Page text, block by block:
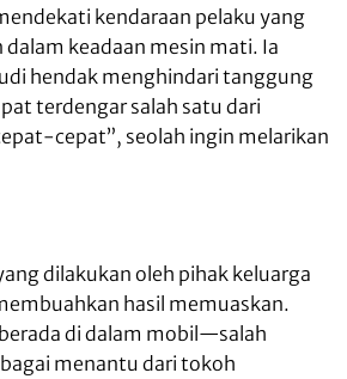
kendaraan pelaku yang
keadaan mesin mati. Ia
hendak menghindari tanggung
terdengar salah satu dari
cepat”, seolah ingin melarikan
dilakukan oleh pihak keluarga
hasil memuaskan.
di dalam mobil—salah
menantu dari tokoh